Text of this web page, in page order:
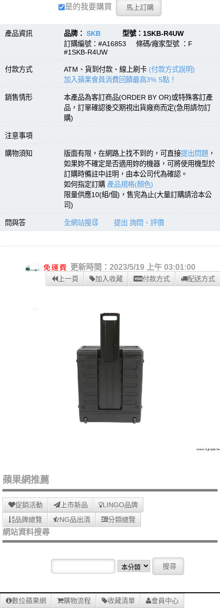
是的我要購買
產品資訊 品牌： SKB 型號：1SKB-R4UW
訂購編號：#A16853 條碼/廠家型號 ：F
#1SKB-R4UW
付款方式 ATM、貨到付款、線上刷卡 (付款方式說明)
加入蘋果會員消費回饋最高3% S點！
銷售情形
本產品為客訂商品(ORDER BY OR)或特殊客訂產
品，訂單確認後交期視出貨廠商而定(急用請勿訂
購)
注意事項
購物須知 版面有限，在網路上找不到的，可直接提出問題 ，
如果妳不確定是否適用妳的機器，可將使用機型於
訂購時備註中註明，由本公司代為確認。
如何指定訂購 產品規格(顏色)
限量供應10(組/個)，售完為止(大量訂購請洽本公
司)
問與答 全網站搜尋 提出 詢問、評價
更新時間：2023/5/19 上午 03:01:00
上一頁 加入收藏 付款方式 配送方式
蘋果網推薦
促銷活動 上市新品
LINGO品牌
品牌總覽
NG品出清 分類總覽
網站資料搜尋
數位蘋果網 購物流程 收藏清單 會員中心